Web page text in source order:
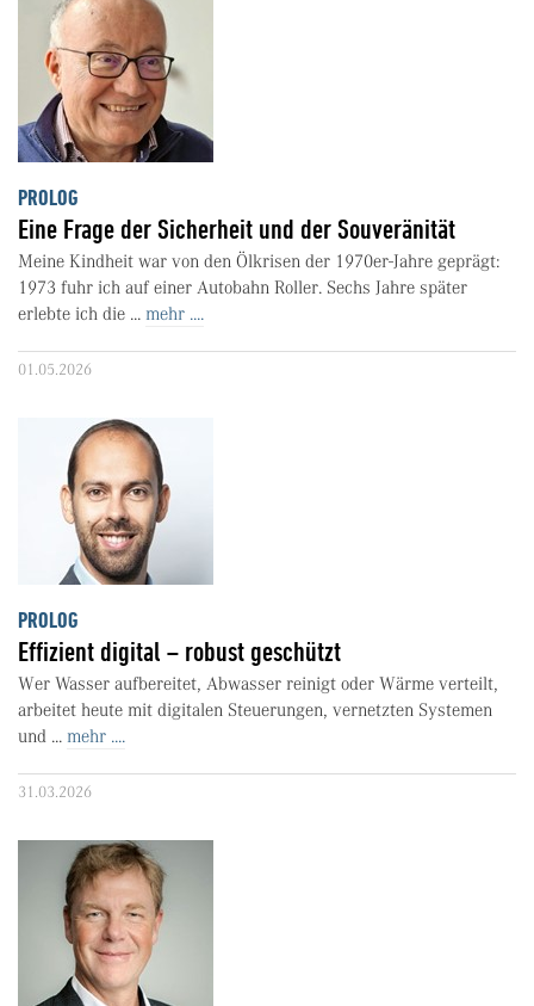
PROLOG
Eine Frage der Sicherheit und der Souveränität
Meine Kindheit war von den Ölkrisen der 1970er-Jahre geprägt:
1973 fuhr ich auf einer Autobahn Roller. Sechs Jahre später
erlebte ich die ... mehr ....
01.05.2026
PROLOG
Effizient digital – robust geschützt
Wer Wasser aufbereitet, Abwasser reinigt oder Wärme verteilt,
arbeitet heute mit digitalen Steuerungen, vernetzten Systemen
und ... mehr ....
31.03.2026